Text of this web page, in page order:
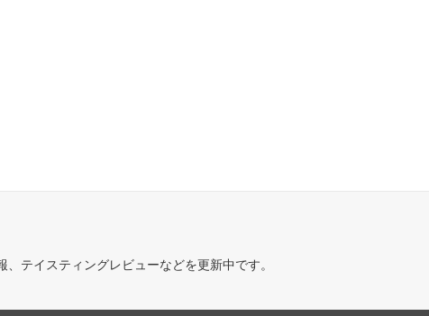
、テイスティングレビューなどを更新中です。